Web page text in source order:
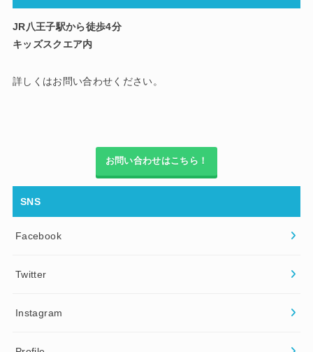
JR八王子駅から徒歩4分
キッズスクエア内
詳しくはお問い合わせください。
お問い合わせはこちら！
SNS
Facebook
Twitter
Instagram